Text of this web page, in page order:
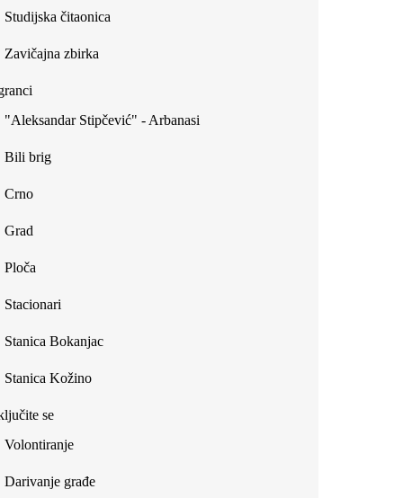
Studijska čitaonica
Zavičajna zbirka
"Aleksandar Stipčević" - Arbanasi
Bili brig
Crno
Grad
Ploča
Stacionari
Stanica Bokanjac
Stanica Kožino
se
Volontiranje
Darivanje građe